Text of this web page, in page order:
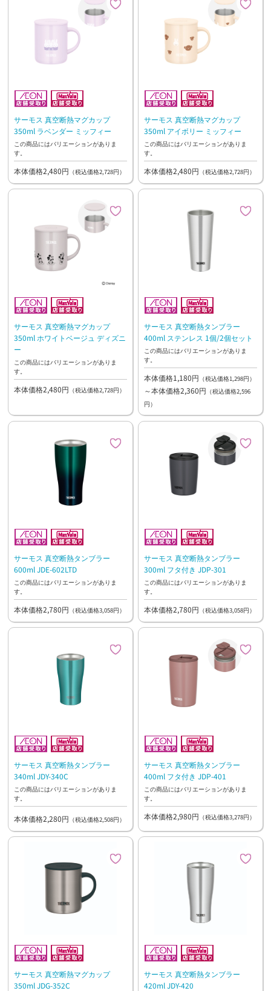
サーモス 真空断熱マグカップ
350ml ラベンダー ミッフィー
この商品にはバリエーションがありま
す。
本体価格2,480円 （税込価格2,728円）
サーモス 真空断熱マグカップ
350ml アイボリー ミッフィー
この商品にはバリエーションがありま
す。
本体価格2,480円 （税込価格2,728円）
サーモス 真空断熱マグカップ
350ml ホワイトベージュ ディズニ
ー
この商品にはバリエーションがありま
す。
本体価格2,480円 （税込価格2,728円）
サーモス 真空断熱タンブラー
400ml ステンレス 1個/2個セット
この商品にはバリエーションがありま
す。
本体価格1,180円 （税込価格1,298円）
～本体価格2,360円 （税込価格2,596
円）
サーモス 真空断熱タンブラー
600ml JDE-602LTD
この商品にはバリエーションがありま
す。
本体価格2,780円 （税込価格3,058円）
サーモス 真空断熱タンブラー
300ml フタ付き JDP-301
この商品にはバリエーションがありま
す。
本体価格2,780円 （税込価格3,058円）
サーモス 真空断熱タンブラー
340ml JDY-340C
この商品にはバリエーションがありま
す。
本体価格2,280円 （税込価格2,508円）
サーモス 真空断熱タンブラー
400ml フタ付き JDP-401
この商品にはバリエーションがありま
す。
本体価格2,980円 （税込価格3,278円）
サーモス 真空断熱マグカップ
350ml JDG-352C
サーモス 真空断熱タンブラー
420ml JDY-420